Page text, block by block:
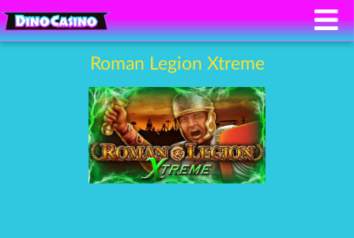
Roman Legion Xtreme